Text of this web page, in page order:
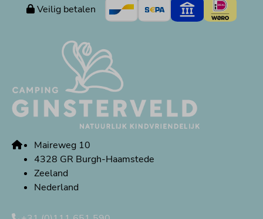
Veilig betalen
Maireweg 10
4328 GR Burgh-Haamstede
Zeeland
Nederland